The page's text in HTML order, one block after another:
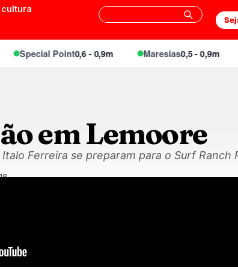
cultura
Special Point0,6 - 0,9m Maresias0,5 - 0,9m
em Lemoore
Ferreira se preparam para o Surf Ranch